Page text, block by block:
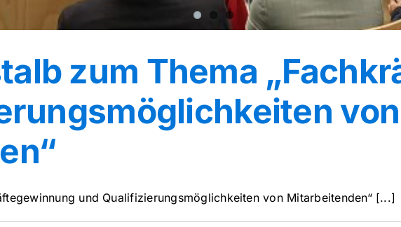
zum Thema
von
und Qualifizierungsmöglichkeiten von Mitarbeitenden“ [...]